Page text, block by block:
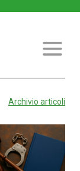
Archivio articoli